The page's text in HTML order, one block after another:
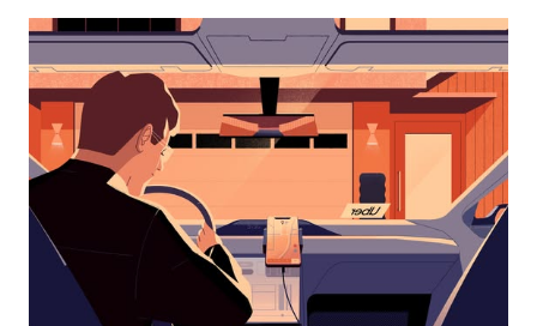
bas
interagir
avec
calendrier
et
sélectionner
une
date.
Appuyez